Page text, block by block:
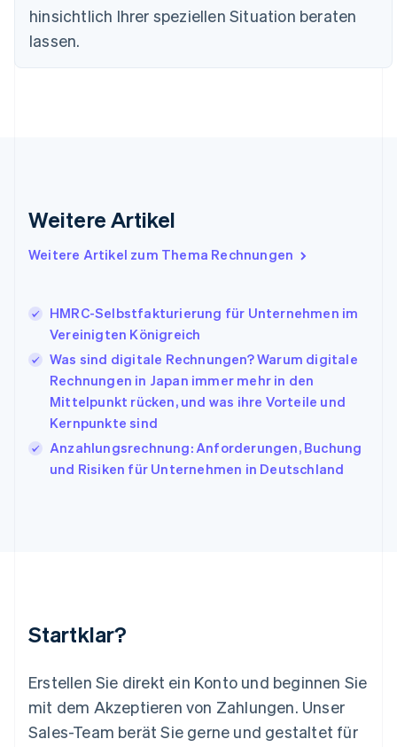
hinsichtlich Ihrer speziellen Situation beraten
lassen.
Weitere Artikel
Weitere Artikel zum Thema Rechnungen
HMRC-Selbstfakturierung für Unternehmen im
Vereinigten Königreich
Was sind digitale Rechnungen? Warum digitale
Rechnungen in Japan immer mehr in den
Mittelpunkt rücken, und was ihre Vorteile und
Kernpunkte sind
Anzahlungsrechnung: Anforderungen, Buchung
und Risiken für Unternehmen in Deutschland
Startklar?
Erstellen Sie direkt ein Konto und beginnen Sie
mit dem Akzeptieren von Zahlungen. Unser
Sales-Team berät Sie gerne und gestaltet für
简体中文English
Finnland
English
Frankreich
Irland
Italien
日本語English
EnglishFrançais
Kroatien
EnglishItaliano
Lettland
Liechtenstein
DeutschEnglish
Litauen
Español English
Niederlande
NederlandsEnglish
English